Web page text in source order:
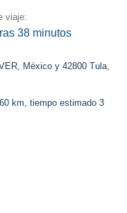
viaje:
38 minutos
México y 42800 Tula,
km, tiempo estimado 3